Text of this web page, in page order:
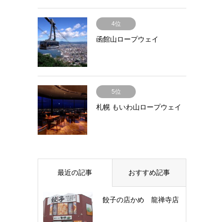
4位
函館山ロープウェイ
5位
札幌 もいわ山ロープウェイ
最近の記事 おすすめ記事
餃子の店かめ 龍禅寺店